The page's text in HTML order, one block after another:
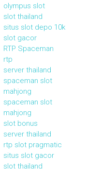
olympus slot
slot thailand
situs slot depo 10k
slot gacor
RTP Spaceman
rtp
server thailand
spaceman slot
mahjong
spaceman slot
mahjong
slot bonus
server thailand
rtp slot pragmatic
situs slot gacor
slot thailand